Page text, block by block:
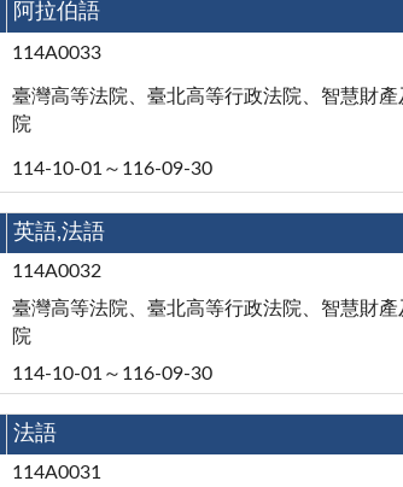
阿拉伯語
114A0033
臺灣高等法院、臺北高等行政法院、智慧財產
院
114-10-01～116-09-30
英語,法語
114A0032
臺灣高等法院、臺北高等行政法院、智慧財產
院
114-10-01～116-09-30
法語
114A0031